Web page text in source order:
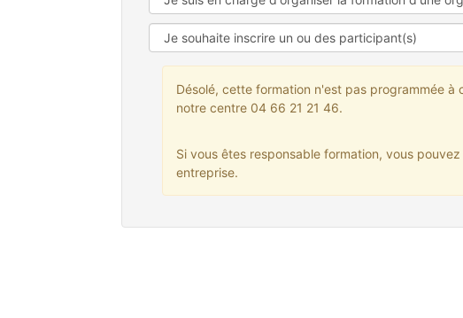
Désolé, cette formation n'est pas programmée
notre centre 04 66 21 21 46.
Si vous êtes responsable formation, vous
entreprise.